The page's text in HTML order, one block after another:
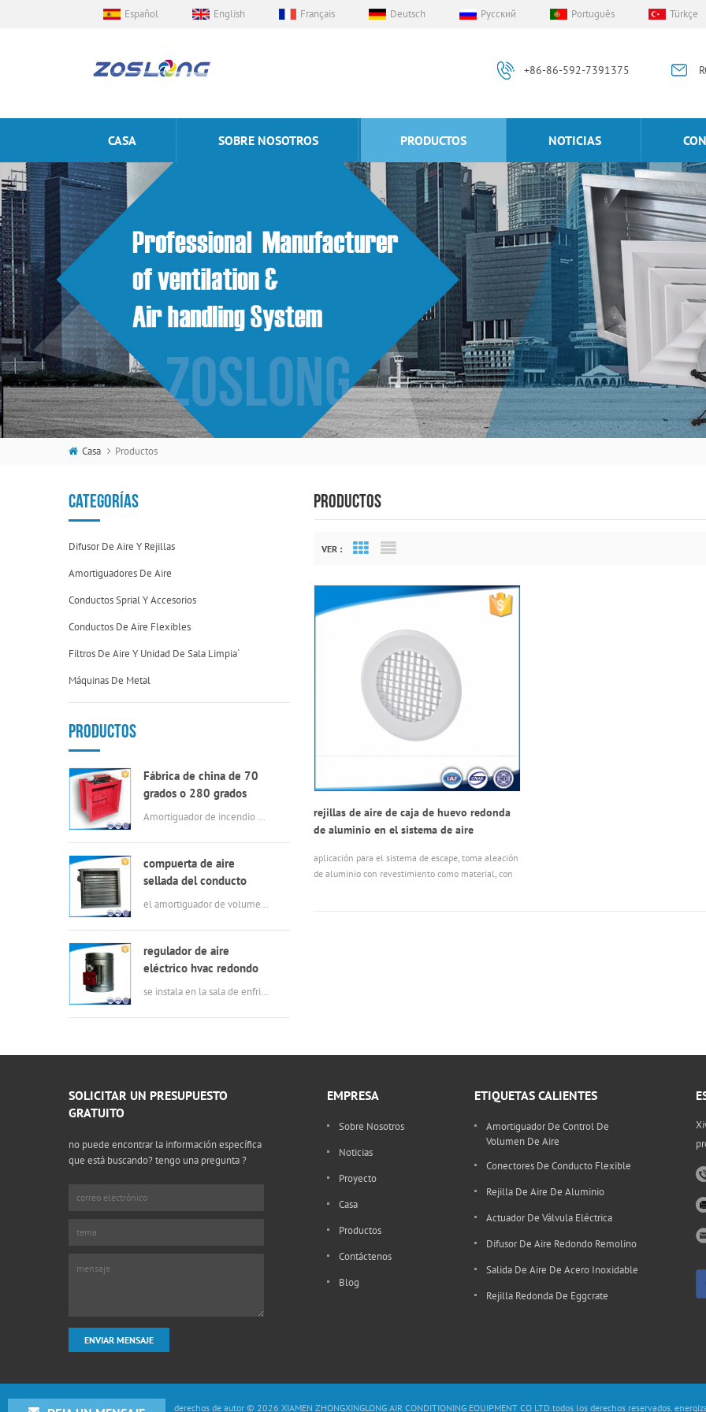
Español English Français Deutsch Русский Português Türkçe
+86-86-592-7391375
CASA SOBRE NOSOTROS PRODUCTOS NOTICIAS
Casa Productos
CATEGORÍAS
Difusor De Aire Y Rejillas
Amortiguadores De Aire
Conductos Sprial Y Accesorios
Conductos De Aire Flexibles
Filtros De Aire Y Unidad De Sala Limpia`
Máquinas De Metal
PRODUCTOS
Fábrica de china de 70
grados o 280 grados
eléctrica msfd HVAC
amortiguador de fuego
para conductos de aire
Amortiguador de incendio eléctrico de 70 ℃ o 280 in en buena calidad
compuerta de aire
sellada del conducto
rectangular del hvac
el amortiguador de volumen de aire tiene las características de construcción simple, baja fuga, par pequeño, operación flexible, resistencia a la corrosión.
regulador de aire
eléctrico hvac redondo
se instala en la sala de enfriamiento y se enclava con un ventilador axial. En verano, cuando los ventiladores axiales están en marcha, los amortiguadores también están funcionando para agotar el aire producido por los enfriadores, en invierno, el ventilador axial no funciona, y los amortiguadores también se mantienen cerrados para mantener la temp7
PRODUCTOS
VER : Grid View
rejillas de aire de caja de huevo redonda
de aluminio en el sistema de aire
aplicación para el sistema de escape, toma aleación
de aluminio con revestimiento como material, con
SOLICITAR UN PRESUPUESTO
GRATUITO
no puede encontrar la información específica
que está buscando? tengo una pregunta ?
EMPRESA
Sobre Nosotros
Noticias
Proyecto
Casa
Productos
Contáctenos
Blog
ETIQUETAS CALIENTES
Amortiguador De Control De
Volumen De Aire
Conectores De Conducto Flexible
Rejilla De Aire De Aluminio
Actuador De Válvula Eléctrica
Difusor De Aire Redondo Remolino
Salida De Aire De Acero Inoxidable
Rejilla Redonda De Eggcrate
derechos de autor © 2026 XIAMEN ZHONGXINGLONG AIR CONDITIONING EQUIPMENT CO LTD.todos los derechos reservados.